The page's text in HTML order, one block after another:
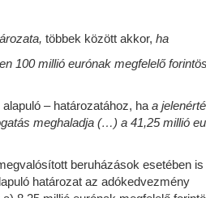
többek között akkor, ha
100 millió eurónak megfelelő
– határozatához, ha a
meghaladja (…) a 41,25 millió
beruházások esetében
határozat az adókedvezmény